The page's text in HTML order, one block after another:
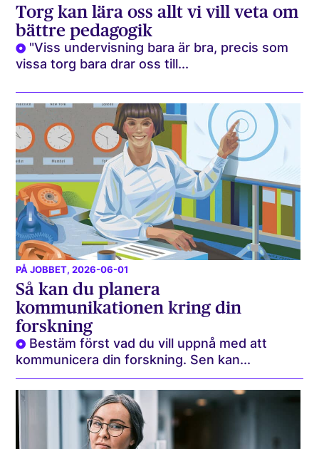
Torg kan lära oss allt vi vill veta om
bättre pedagogik
"Viss undervisning bara är bra, precis som
vissa torg bara drar oss till...
PÅ JOBBET, 2026-06-01
Så kan du planera
kommunikationen kring din
forskning
Bestäm först vad du vill uppnå med att
kommunicera din forskning. Sen kan...